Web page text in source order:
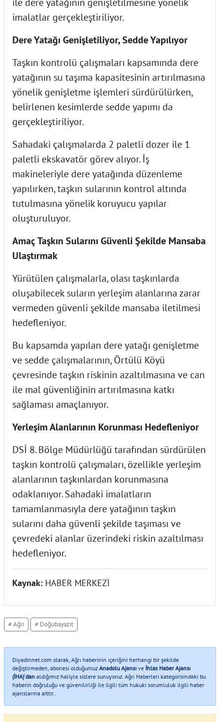
imalatlar gerçekleştiriliyor.
Dere Yatağı Genişletiliyor, Sedde Yapılıyor
Taşkın kontrolü çalışmaları kapsamında dere
yatağının su taşıma kapasitesinin artırılmasına
yönelik genişletme işlemleri sürdürülürken,
belirlenen kesimlerde sedde yapımı da
gerçekleştiriliyor.
Sahadaki çalışmalarda 2 paletli dozer ile 1
paletli ekskavatör görev alıyor. İş
makineleriyle dere yatağında düzenleme
yapılırken, taşkın sularının kontrol altında
tutulmasına yönelik koruyucu yapılar
oluşturuluyor.
Amaç Taşkın Sularını Güvenli Şekilde Mansaba
Ulaştırmak
Yürütülen çalışmalarla, olası taşkınlarda
oluşabilecek suların yerleşim alanlarına zarar
vermeden güvenli şekilde mansaba iletilmesi
hedefleniyor.
Bu kapsamda yapılan dere yatağı genişletme
ve sedde çalışmalarının, Örtülü Köyü
çevresinde taşkın riskinin azaltılmasına ve can
ile mal güvenliğinin artırılmasına katkı
sağlaması amaçlanıyor.
Yerleşim Alanlarının Korunması Hedefleniyor
DSİ 8. Bölge Müdürlüğü tarafından sürdürülen
taşkın kontrolü çalışmaları, özellikle yerleşim
alanlarının taşkınlardan korunmasına
odaklanıyor. Sahadaki imalatların
tamamlanmasıyla dere yatağının taşkın
sularını daha güvenli şekilde taşıması ve
çevredeki alanlar üzerindeki riskin azaltılması
hedefleniyor.
Kaynak: HABER MERKEZİ
# Ağrı # Doğubayazıt
Diyadinnet.com olarak, Ağrı haberinin içeriğini herhangi bir şekilde
değiştirmeden, abonesi olduğumuz Anadolu Ajansı ve İhlas Haber Ajansı
(İHA)'dan aldığımız haliyle sizlere sunuyoruz. Ağrı Haberleri kategorisindeki bu
haberin doğruluğu ve güvenilirliği ile ilgili tüm hukuki sorumluluk ilgili haber
ajanslarına aittir..